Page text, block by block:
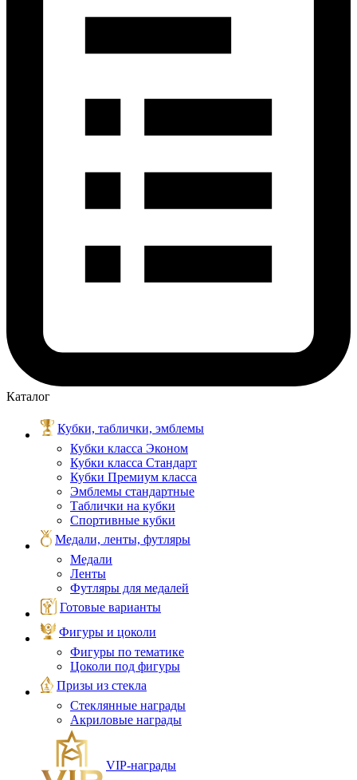
Каталог
Кубки, таблички, эмблемы
Кубки класса Эконом
Кубки класса Стандарт
Кубки Премиум класса
Эмблемы стандартные
Таблички на кубки
Спортивные кубки
Медали, ленты, футляры
Медали
Ленты
Футляры для медалей
Готовые варианты
Фигуры и цоколи
Фигуры по тематике
Цоколи под фигуры
Призы из стекла
Стеклянные награды
Акриловые награды
VIP‑награды